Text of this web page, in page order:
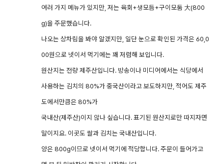
여러 가지 메뉴가 있지만, 저는 육회+생모듬+구이모둠 大(800
g)을 주문했습니다.
나오는 상차림을 봐야 알겠지만, 일단 눈으로 확인된 가격은 60,0
00원으로 넷이서 먹기에는 꽤 저렴해 보입니다.
원산지는 전량 제주산입니다. 방송이나 미디어에서는 식당에서
사용하는 김치의 80%가 중국산이라고 보도하지만, 적어도 제주
도에서만큼은 80%가
국내산(제주산)이지 않나 싶습니다. 표기된 원산지로만 따지자면
말이지요. 이곳도 쌀과 김치는 국내산입니다.
양은 800g이므로 넷이서 먹기에 적당합니다. 주문이 들어가고